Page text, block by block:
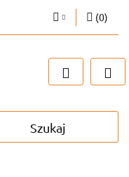
Zaloguj się
Zarejestruj się
(0)
Szukaj